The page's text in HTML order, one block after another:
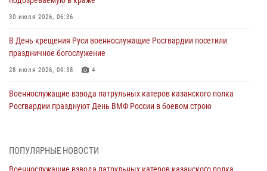
30 июля 2026, 06:36
В День крещения Руси военнослужащие Росгвардии посетили
праздничное богослужение
28 июля 2026, 09:38 4
Военнослужащие взвода патрульных катеров казанского полка
Росгвардии празднуют День ВМФ России в боевом строю
Татарстанские росгвардейцы завоевали «бронзу» в окружном этапе
ПОПУЛЯРНЫЕ НОВОСТИ
Военнослужащие взвода патрульных катеров казанского полка